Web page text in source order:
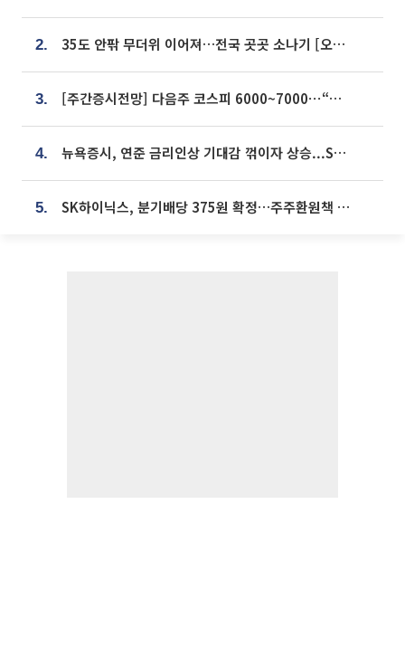
2. 35도 안팎 무더위 이어져…전국 곳곳 소나기 [오늘 날씨]
3. [주간증시전망] 다음주 코스피 6000~7000⋯“外人 수급은 정책이 변수”
4. 뉴욕증시, 연준 금리인상 기대감 꺾이자 상승...S&P500 사상 최고치 [종합]
5. SK하이닉스, 분기배당 375원 확정…주주환원책 9월로 앞당겨 발표